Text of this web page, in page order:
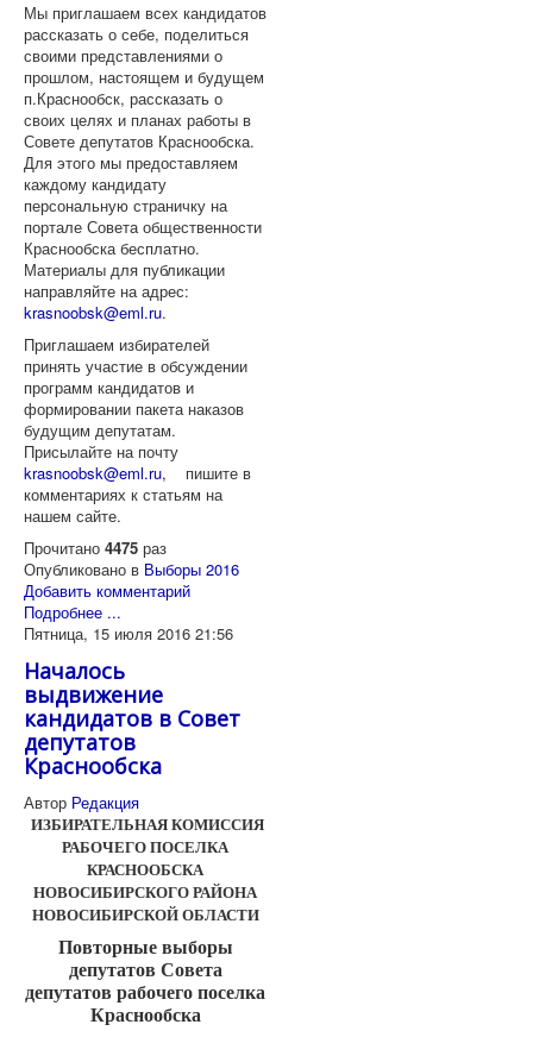
Мы приглашаем всех кандидатов
рассказать о себе, поделиться
своими представлениями о
прошлом, настоящем и будущем
п.Краснообск, рассказать о
своих целях и планах работы в
Совете депутатов Краснообска.
Для этого мы предоставляем
каждому кандидату
персональную страничку на
портале Совета общественности
Краснообска бесплатно.
Материалы для публикации
направляйте на адрес:
krasnoobsk@eml.ru.
Приглашаем избирателей
принять участие в обсуждении
программ кандидатов и
формировании пакета наказов
будущим депутатам.
Присылайте на почту
krasnoobsk@eml.ru, пишите в
комментариях к статьям на
нашем сайте.
Прочитано 4475 раз
Опубликовано в Выборы 2016
Добавить комментарий
Подробнее ...
Пятница, 15 июля 2016 21:56
Началось
выдвижение
кандидатов в Совет
депутатов
Краснообска
Автор Редакция
ИЗБИРАТЕЛЬНАЯ КОМИССИЯ
РАБОЧЕГО ПОСЕЛКА
КРАСНООБСКА
НОВОСИБИРСКОГО РАЙОНА
НОВОСИБИРСКОЙ ОБЛАСТИ
Повторные выборы
депутатов Совета
депутатов рабочего поселка
Краснообска